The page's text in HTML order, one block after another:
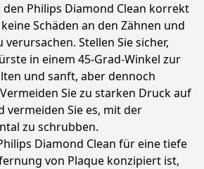
den Philips Diamond Clean korrekt
Schäden an den Zähnen und
Stellen Sie sicher,
in einem 45-Grad-Winkel zur
und sanft, aber dennoch
Sie zu starken Druck auf
vermeiden Sie es, mit der
zu schrubben.
Diamond Clean für eine tiefe
von Plaque konzipiert ist,